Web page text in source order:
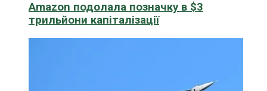
Amazon подолала позначку в $3
трильйони капіталізації